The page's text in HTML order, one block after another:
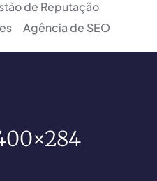
de Reputação
Agência de SEO